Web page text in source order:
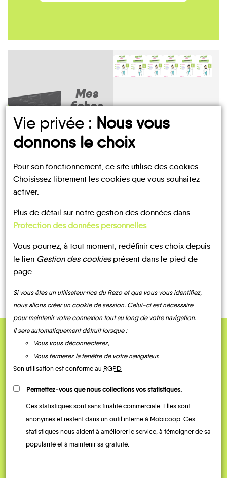
Mes
fiches
MOBILITÉ
AssignanBouldoux
Prades-
sur-
VernazobrePuisserguier
Saint-
ChinianVillespassans
UN AVIS, UN TÉMOIGNAGE
À PARTAGER ?
QUELQUES
Témoignages
Vie privée : Nous vous
donnons le choix
Pour son fonctionnement, ce site utilise des cookies.
Choisissez librement les cookies que vous souhaitez
activer.
Plus de détail sur notre gestion des données dans
Protection des données personnelles.
Vous pourrez, à tout moment, redéfinir ces choix depuis
le lien Gestion des cookiesprésent dans le pied de
page.
Si vous êtes un utilisateur·rice du Rezo et que vous vous identifiez,
nous allons créer un cookie de session. Celui-ci est nécessaire
pour maintenir votre connexion tout au long de votre navigation.
Il sera automatiquement détruit lorsque :
Vous vous déconnecterez,
Vous fermerez la fenêtre de votre navigateur.
Son utilisation est conforme au RGPD
Permettez-vous que nous collections vos statistiques.
Ces statistiques sont sans finalité commerciale. Elles sont
anonymes et restent dans un outil interne à Mobicoop. Ces
statistiques nous aident à améliorer le service, à témoigner de sa
popularité et à maintenir sa gratuité.